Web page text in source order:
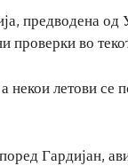
предводена од
во
некои летови се
Гардијан,